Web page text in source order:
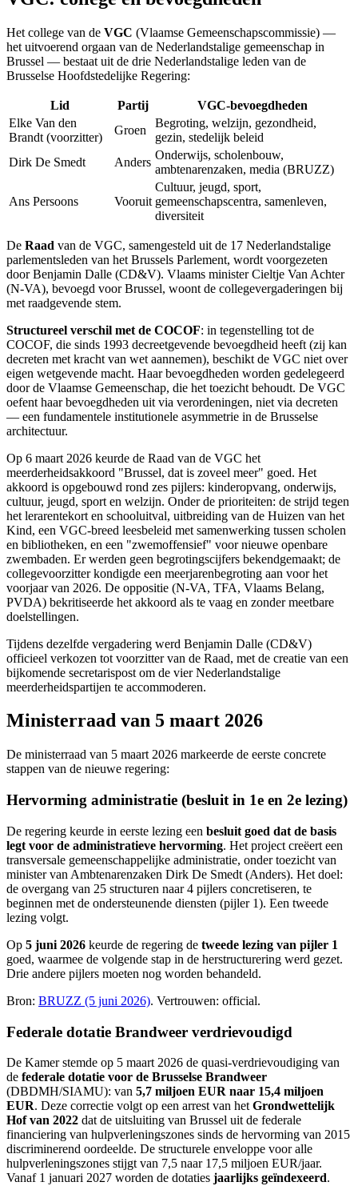
Het college van de VGC (Vlaamse Gemeenschapscommissie) —
het uitvoerend orgaan van de Nederlandstalige gemeenschap in
Brussel — bestaat uit de drie Nederlandstalige leden van de
Brusselse Hoofdstedelijke Regering:
Lid Partij
VGC-bevoegdheden
Elke Van den
Brandt (voorzitter)
Groen
Begroting, welzijn, gezondheid,
gezin, stedelijk beleid
Dirk De Smedt
Anders
Onderwijs, scholenbouw,
ambtenarenzaken, media (BRUZZ)
Ans Persoons Vooruit
Cultuur, jeugd, sport,
gemeenschapscentra, samenleven,
diversiteit
De Raad van de VGC, samengesteld uit de 17 Nederlandstalige
parlementsleden van het Brussels Parlement, wordt voorgezeten
door Benjamin Dalle (CD&V). Vlaams minister Cieltje Van Achter
(N-VA), bevoegd voor Brussel, woont de collegevergaderingen bij
met raadgevende stem.
Structureel verschil met de COCOF: in tegenstelling tot de
COCOF, die sinds 1993 decreetgevende bevoegdheid heeft (zij kan
decreten met kracht van wet aannemen), beschikt de VGC niet over
eigen wetgevende macht. Haar bevoegdheden worden gedelegeerd
door de Vlaamse Gemeenschap, die het toezicht behoudt. De VGC
oefent haar bevoegdheden uit via verordeningen, niet via decreten
— een fundamentele institutionele asymmetrie in de Brusselse
architectuur.
Op 6 maart 2026 keurde de Raad van de VGC het
meerderheidsakkoord "Brussel, dat is zoveel meer" goed. Het
akkoord is opgebouwd rond zes pijlers: kinderopvang, onderwijs,
cultuur, jeugd, sport en welzijn. Onder de prioriteiten: de strijd tegen
het lerarentekort en schooluitval, uitbreiding van de Huizen van het
Kind, een VGC-breed leesbeleid met samenwerking tussen scholen
en bibliotheken, en een "zwemoffensief" voor nieuwe openbare
zwembaden. Er werden geen begrotingscijfers bekendgemaakt; de
collegevoorzitter kondigde een meerjarenbegroting aan voor het
voorjaar van 2026. De oppositie (N-VA, TFA, Vlaams Belang,
PVDA) bekritiseerde het akkoord als te vaag en zonder meetbare
doelstellingen.
Tijdens dezelfde vergadering werd Benjamin Dalle (CD&V)
officieel verkozen tot voorzitter van de Raad, met de creatie van een
bijkomende secretarispost om de vier Nederlandstalige
meerderheidspartijen te accommoderen.
Ministerraad van 5 maart 2026
De ministerraad van 5 maart 2026 markeerde de eerste concrete
stappen van de nieuwe regering:
Hervorming administratie (besluit in 1e en 2e lezing)
De regering keurde in eerste lezing een besluit goed dat de basis
legt voor de administratieve hervorming. Het project creëert een
transversale gemeenschappelijke administratie, onder toezicht van
minister van Ambtenarenzaken Dirk De Smedt (Anders). Het doel:
de overgang van 25 structuren naar 4 pijlers concretiseren, te
beginnen met de ondersteunende diensten (pijler 1). Een tweede
lezing volgt.
Op 5 juni 2026 keurde de regering de tweede lezing van pijler 1
goed, waarmee de volgende stap in de herstructurering werd gezet.
Drie andere pijlers moeten nog worden behandeld.
Bron: BRUZZ (5 juni 2026). Vertrouwen: official.
Federale dotatie Brandweer verdrievoudigd
De Kamer stemde op 5 maart 2026 de quasi-verdrievoudiging van
de federale dotatie voor de Brusselse Brandweer
(DBDMH/SIAMU): van 5,7 miljoen EUR naar 15,4 miljoen
EUR. Deze correctie volgt op een arrest van het Grondwettelijk
Hof van 2022 dat de uitsluiting van Brussel uit de federale
financiering van hulpverleningszones sinds de hervorming van 2015
discriminerend oordeelde. De structurele enveloppe voor alle
hulpverleningszones stijgt van 7,5 naar 17,5 miljoen EUR/jaar.
Vanaf 1 januari 2027 worden de dotaties jaarlijks geïndexeerd.